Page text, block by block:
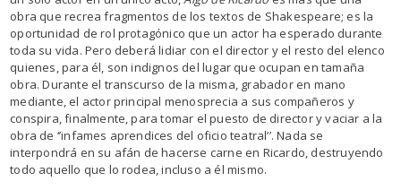
obra que recrea fragmentos de los textos de Shakespeare; es la
oportunidad de rol protagónico que un actor ha esperado durante
toda su vida. Pero deberá lidiar con el director y el resto del elenco
quienes, para él, son indignos del lugar que ocupan en tamaña
obra. Durante el transcurso de la misma, grabador en mano
mediante, el actor principal menosprecia a sus compañeros y
conspira, finalmente, para tomar el puesto de director y vaciar a la
obra de ‘’infames aprendices del oficio teatral’’. Nada se
interpondrá en su afán de hacerse carne en Ricardo, destruyendo
todo aquello que lo rodea, incluso a él mismo.